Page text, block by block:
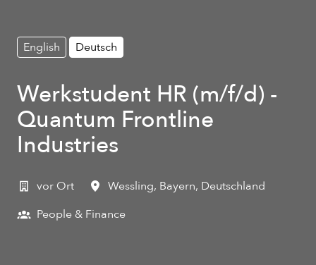
English Deutsch
Werkstudent HR (m/f/d) -
Quantum Frontline
Industries
vor Ort Wessling, Bayern, Deutschland
People & Finance